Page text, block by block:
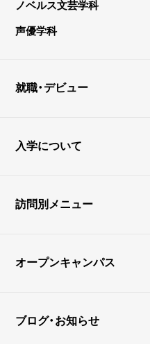
ノベルス文芸学科
声優学科
就職・デビュー
入学について
訪問別メニュー
オープンキャンパス
ブログ・お知らせ